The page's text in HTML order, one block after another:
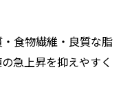
食物繊維・良質な脂
急上昇を抑えやすく